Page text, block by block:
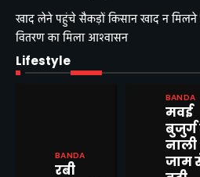
खाद लेने पहुंचे सैकड़ों किसान खाद न
वितरण का मिला आश्वासन
Lifestyle
BANDA
रबी
BANDA
मवई
नाली
जाम